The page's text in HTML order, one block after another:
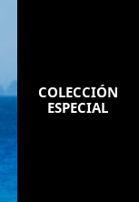
COLECCIÓN
ESPECIAL